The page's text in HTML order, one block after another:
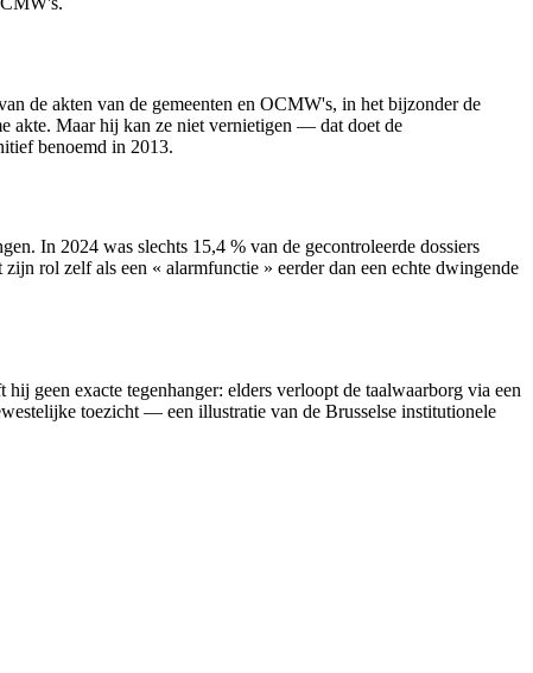
de akten van de gemeenten en OCMW's, in het bijzonder de
akte. Maar hij kan ze niet vernietigen — dat doet de
benoemd in 2013.
In 2024 was slechts 15,4 % van de gecontroleerde dossiers
rol zelf als een « alarmfunctie » eerder dan een echte dwingende
geen exacte tegenhanger: elders verloopt de taalwaarborg via een
toezicht — een illustratie van de Brusselse institutionele